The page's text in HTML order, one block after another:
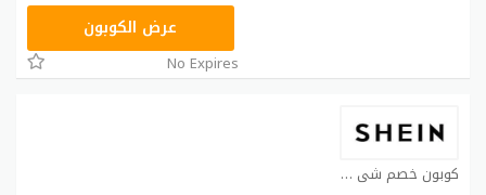
عرض الكوبون
No Expires
كوبون خصم شي ان كوبون